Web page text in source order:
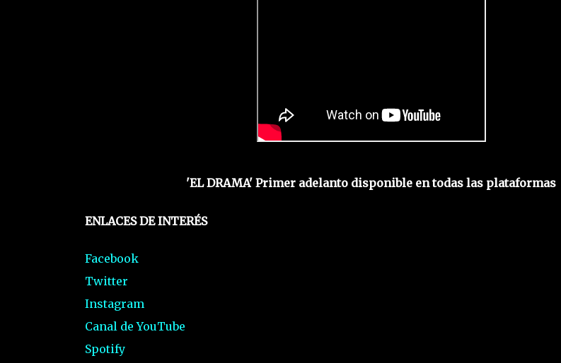
'EL DRAMA' Primer adelanto disponible en todas las plataformas
ENLACES DE INTERÉS
Facebook
Twitter
Instagram
Canal de YouTube
Spotify